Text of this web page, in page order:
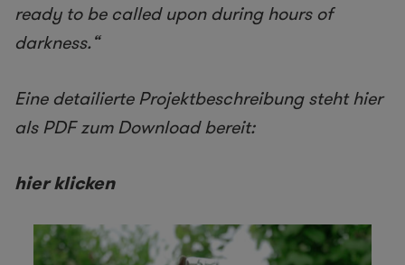
ready to be called upon during hours of
darkness.“
Eine detailierte Projektbeschreibung steht hier
als PDF zum Download bereit:
hier klicken